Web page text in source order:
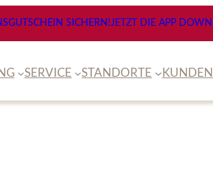
SICHERN!JETZT DIE APP
SERVICE STANDORTE